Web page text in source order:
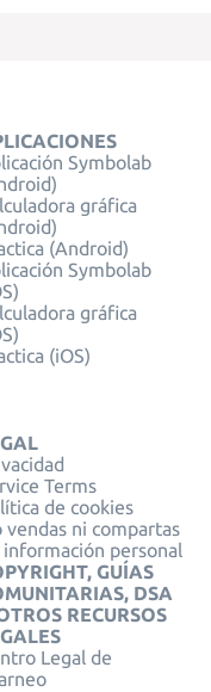
Symbolab
gráfica
(Android)
Symbolab
gráfica
(iOS)
Terms
de cookies
vendas ni compartas
información personal
GUÍAS
DSA
RECURSOS
Legal de